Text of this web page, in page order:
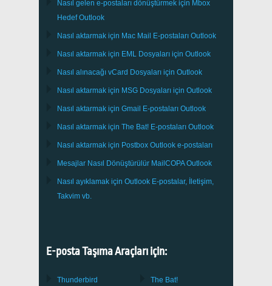
Nasıl gelen e-postaları dönüştürmek için Mbox
HedefOutlook
Nasıl aktarmak için Mac Mail E-postaları Outlook
Nasıl aktarmak için EML Dosyaları için Outlook
Nasıl alınacağı vCard Dosyaları için Outlook
Nasıl aktarmak için MSG Dosyaları için Outlook
Nasıl aktarmak için Gmail E-postaları Outlook
Nasıl aktarmak için The Bat! E-postaları Outlook
Nasıl aktarmak için Postbox Outlook e-postaları
Mesajlar Nasıl Dönüştürülür MailCOPAOutlook
Nasıl ayıklamak için Outlook E-postalar, İletişim,
Takvim vb.
E-posta Taşıma Araçları için:
Thunderbird The Bat!